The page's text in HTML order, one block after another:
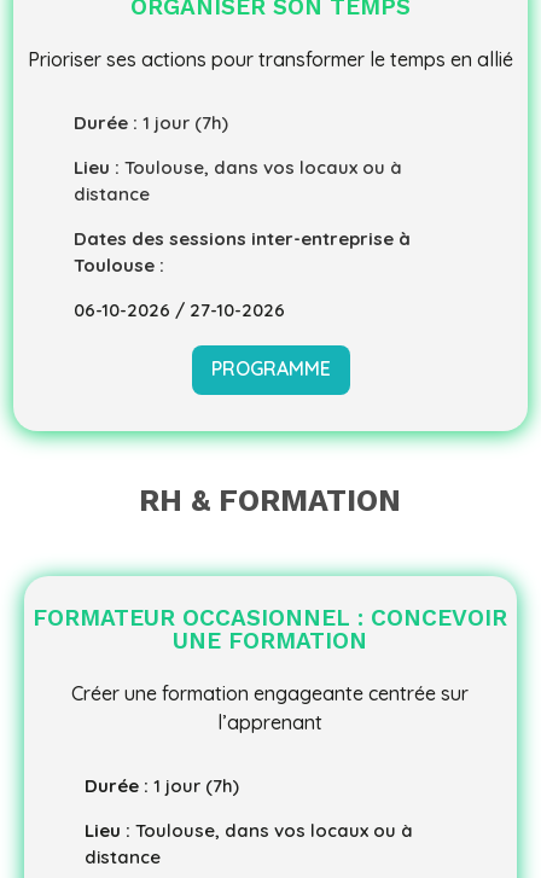
ORGANISER SON TEMPS
Prioriser ses actions pour transformer le temps en allié
Durée : 1 jour (7h)
Lieu : Toulouse, dans vos locaux ou à
distance
Dates des sessions inter-entreprise à
Toulouse :
06-10-2026 / 27-10-2026
PROGRAMME
RH & FORMATION
FORMATEUR OCCASIONNEL : CONCEVOIR
UNE FORMATION
Créer une formation engageante centrée sur
l’apprenant
Durée : 1 jour (7h)
Lieu : Toulouse, dans vos locaux ou à
distance